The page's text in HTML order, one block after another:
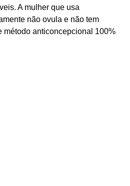
A mulher que usa
não ovula e não tem
método anticoncepcional 100%